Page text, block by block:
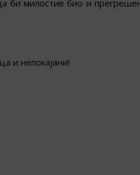
би милостив био и
и непокајани!